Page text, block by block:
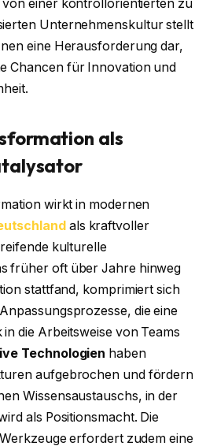
von einer kontrollorientierten zu
Unternehmenskultur stellt
eine Herausforderung dar,
Chancen für Innovation und
als
wirkt in modernen
als kraftvoller
kulturelle
früher oft über Jahre hinweg
stattfand, komprimiert sich
die eine
die Arbeitsweise von Teams
Technologien haben
aufgebrochen und fördern
Wissensaustauschs, in der
als Positionsmacht. Die
erfordert zudem eine